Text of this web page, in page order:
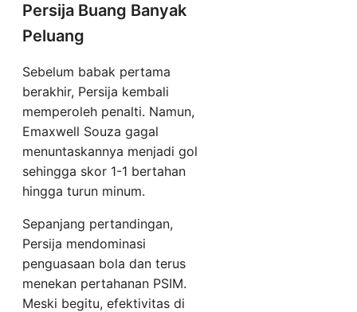
Persija Buang Banyak
Peluang
Sebelum babak pertama
berakhir, Persija kembali
memperoleh penalti. Namun,
Emaxwell Souza gagal
menuntaskannya menjadi gol
sehingga skor 1-1 bertahan
hingga turun minum.
Sepanjang pertandingan,
Persija mendominasi
penguasaan bola dan terus
menekan pertahanan PSIM.
Meski begitu, efektivitas di